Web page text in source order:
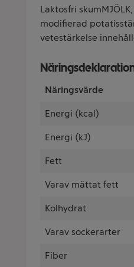
Laktosfri
modifierad
vetestärkelse
Näringsvärde
Energi (kcal)
Energi (kJ)
Fett
Varav mättat fett
Kolhydrat
Varav sockerarter
Fiber